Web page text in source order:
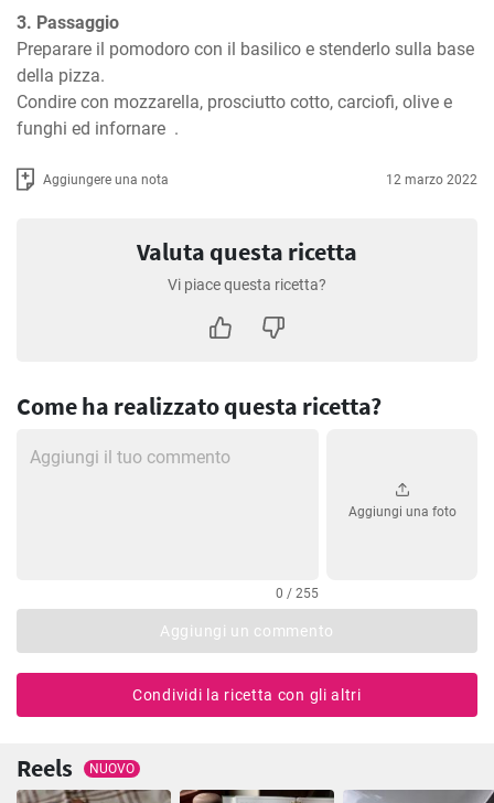
3. Passaggio
Preparare il pomodoro con il basilico e stenderlo sulla base
della pizza.
Condire con mozzarella, prosciutto cotto, carciofi, olive e
funghi ed infornare  .
Aggiungere una nota 12 marzo 2022
Valuta questa ricetta
Vi piace questa ricetta?
Come ha realizzato questa ricetta?
0 / 255
Aggiungi una foto
Aggiungi un commento
Condividi la ricetta con gli altri
Reels NUOVO